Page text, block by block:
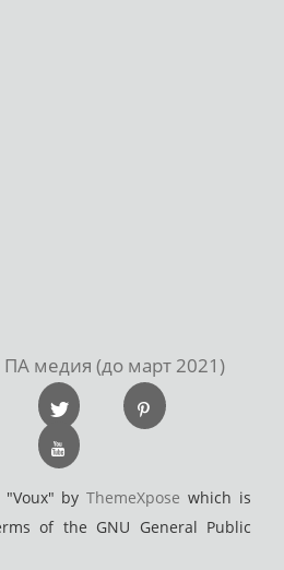
ПА медия (до март 2021)
"Voux" byThemeXpose which is
of the GNU General Public